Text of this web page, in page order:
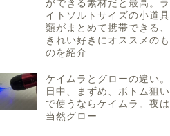
ができる素材だと最高。ラ
イトソルトサイズの小道具
類がまとめて携帯できる、
きれい好きにオススメのも
のを紹介
ケイムラとグローの違い。
日中、まずめ、ボトム狙い
で使うならケイムラ。夜は
当然グロー